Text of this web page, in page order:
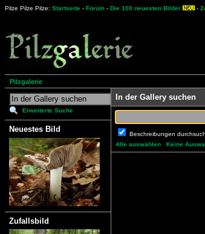
Pilze Pilze Pilze: Startseite - Forum - Die 100 neuesten Bilder -
Pilzgalerie
Erweiterte Suche
Neuestes Bild
Zufallsbild
In der Gallery suchen
Beschreibungen
Alle auswählen
Keine